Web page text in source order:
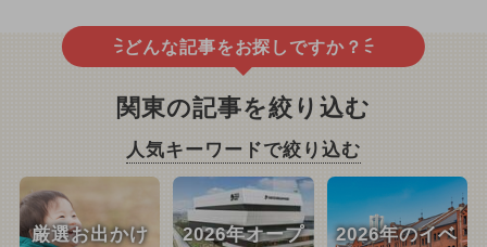
どんな記事をお探しですか？
関東の記事を絞り込む
人気キーワードで絞り込む
厳選お出かけ
2026年オープ
2026年のイベ